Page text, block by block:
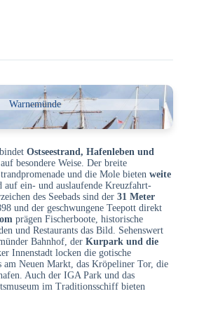
Warnemünde
Ostseestrand, Hafenleben und
auf besondere Weise. Der breite
und die Mole bieten weite
auf ein- und auslaufende Kreuzfahrt-
des Seebads sind der 31 Meter
und der geschwungene Teepott direkt
prägen Fischerboote, historische
und Restaurants das Bild. Sehenswert
Bahnhof, der Kurpark und die
Innenstadt locken die gotische
am Neuen Markt, das Kröpeliner Tor, die
Auch der IGA Park und das
im Traditionsschiff bieten